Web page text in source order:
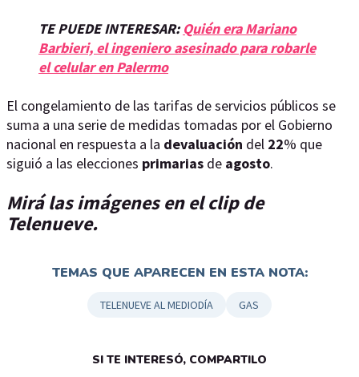
TE PUEDE INTERESAR:Quién era Mariano
Barbieri, el ingeniero asesinado para robarle
el celular en Palermo
El congelamiento de las tarifas de servicios públicos se
suma a una serie de medidas tomadas por el Gobierno
nacional en respuesta a la devaluación del 22% que
siguió a las elecciones primarias de agosto.
Mirá las imágenes en el clip de
Telenueve.
TEMAS QUE APARECEN EN ESTA NOTA:
TELENUEVE AL MEDIODÍA GAS
SI TE INTERESÓ, COMPARTILO